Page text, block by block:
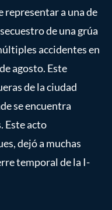
representar a una de
de una grúa
accidentes en
agosto. Este
de la ciudad
se encuentra
Este acto
dejó a muchas
temporal de la I-